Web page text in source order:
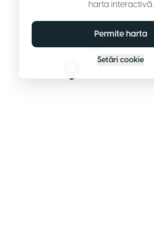
harta interactivă.
Permite harta
Setări cookie